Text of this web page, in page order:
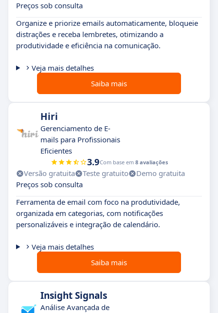
Preços sob consulta
Organize e priorize emails automaticamente, bloqueie
distrações e receba lembretes, otimizando a
produtividade e eficiência na comunicação.
Veja mais detalhes
Saiba mais
Hiri
Gerenciamento de E-
mails para Profissionais
Eficientes
3.9Com base em 8 avaliações
Versão gratuita Teste gratuito
Demo gratuita
Preços sob consulta
Ferramenta de email com foco na produtividade,
organizada em categorias, com notificações
personalizáveis e integração de calendário.
Veja mais detalhes
Saiba mais
Insight Signals
Análise Avançada de